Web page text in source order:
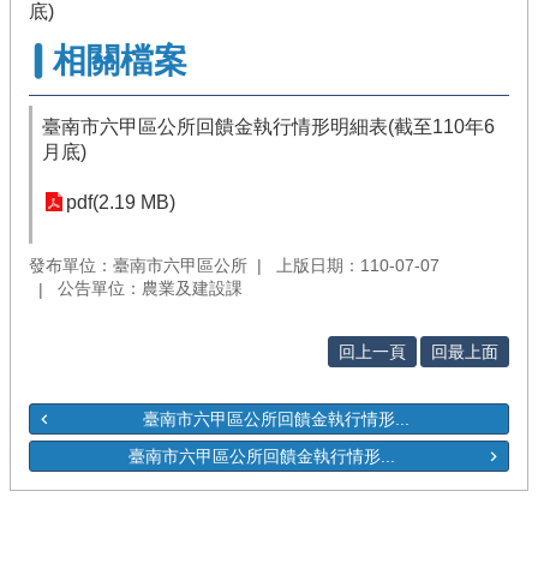
底)
相關檔案
臺南市六甲區公所回饋金執行情形明細表(截至110年6
月底)
pdf(2.19 MB)
發布單位：臺南市六甲區公所
上版日期：110-07-07
公告單位：農業及建設課
回上一頁 回最上面
臺南市六甲區公所回饋金執行情形...
臺南市六甲區公所回饋金執行情形...